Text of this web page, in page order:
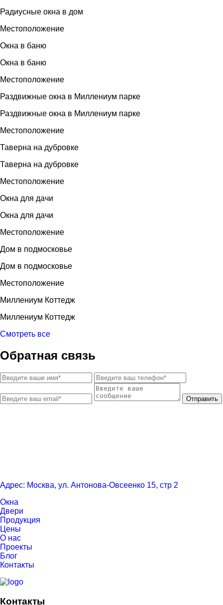
Радиусные окна в дом
Местоположение
Окна в баню
Окна в баню
Местоположение
Раздвижные окна в Миллениум парке
Раздвижные окна в Миллениум парке
Местоположение
Таверна на дубровке
Таверна на дубровке
Местоположение
Окна для дачи
Окна для дачи
Местоположение
Дом в подмосковье
Дом в подмосковье
Местоположение
Миллениум Коттедж
Миллениум Коттедж
Смотреть все
Обратная связь
Отправить
Адрес: Москва, ул. Антонова-Овсеенко 15, стр 2
Окна
Двери
Продукция
Цены
О нас
Проекты
Блог
Контакты
Контакты